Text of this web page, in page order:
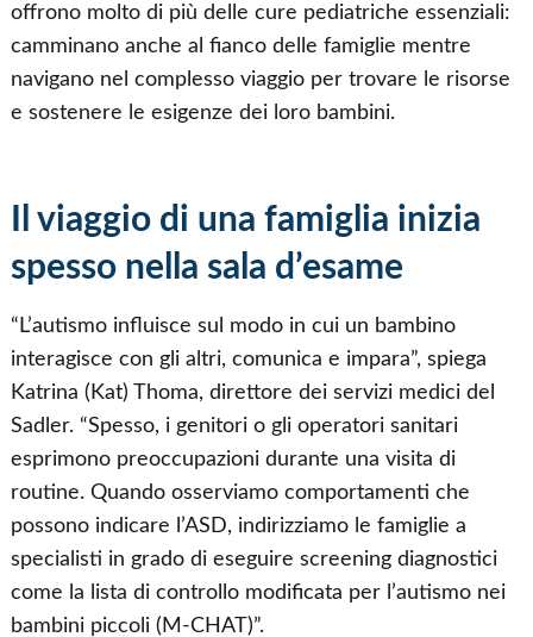
offrono molto di più delle cure pediatriche essenziali:
camminano anche al fianco delle famiglie mentre
navigano nel complesso viaggio per trovare le risorse
e sostenere le esigenze dei loro bambini.
Il viaggio di una famiglia inizia
spesso nella sala d’esame
“L’autismo influisce sul modo in cui un bambino
interagisce con gli altri, comunica e impara”, spiega
Katrina (Kat) Thoma, direttore dei servizi medici del
Sadler. “Spesso, i genitori o gli operatori sanitari
esprimono preoccupazioni durante una visita di
routine. Quando osserviamo comportamenti che
possono indicare l’ASD, indirizziamo le famiglie a
specialisti in grado di eseguire screening diagnostici
come la lista di controllo modificata per l’autismo nei
bambini piccoli (M-CHAT)”.